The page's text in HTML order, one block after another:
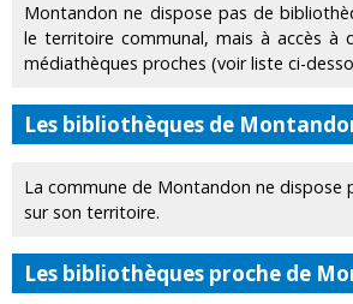
Montandon ne dispose pas de
le territoire communal, mais à accès à
médiathèques proches (voir liste ci-
Les bibliothèques de
La commune de Montandon ne dispose
sur son territoire.
Les bibliothèques proche de